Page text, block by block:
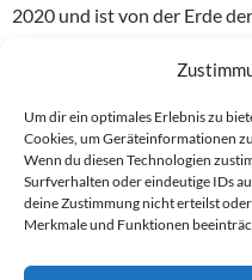
Um dir ein optimales Erlebnis zu
Cookies, um Geräteinformationen
Wenn du diesen Technologien
Surfverhalten oder eindeutige IDs
deine Zustimmung nicht erteilst
Merkmale und Funktionen
2020 und ist von der Erde
Erdnähe mit 0,69 AU (103
verschwinden und uns erst
beehren.
Hoffen wir also auf